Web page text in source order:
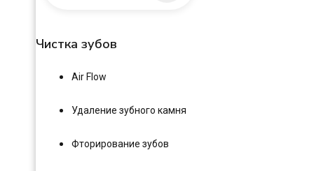
Чистка зубов
Air Flow
Удаление зубного камня
Фторирование зубов